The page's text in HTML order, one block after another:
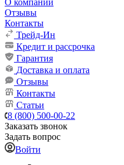
О компании
Отзывы
Контакты
Трейд-Ин
Кредит и рассрочка
Гарантия
Доставка и оплата
Отзывы
Контакты
Статьи
8 (800) 500-00-22
Заказать звонок
Задать вопрос
Войти